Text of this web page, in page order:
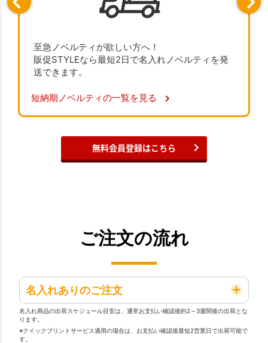
至急ノベルティが欲しい方へ！
販促STYLEなら最短2日で名入れノベルティを発
送できます。
短納期ノベルティの一覧を見る
無料会員登録はこちら
ご注文の流れ
名入れありのご注文
名入れ商品の出荷スケジュール目安は、通常お支払い確認後約2～3週間後の出荷とな
ります。
※クイックプリントサービス適用の場合は、お支払い確認後最短2営業日で出荷可能で
す。